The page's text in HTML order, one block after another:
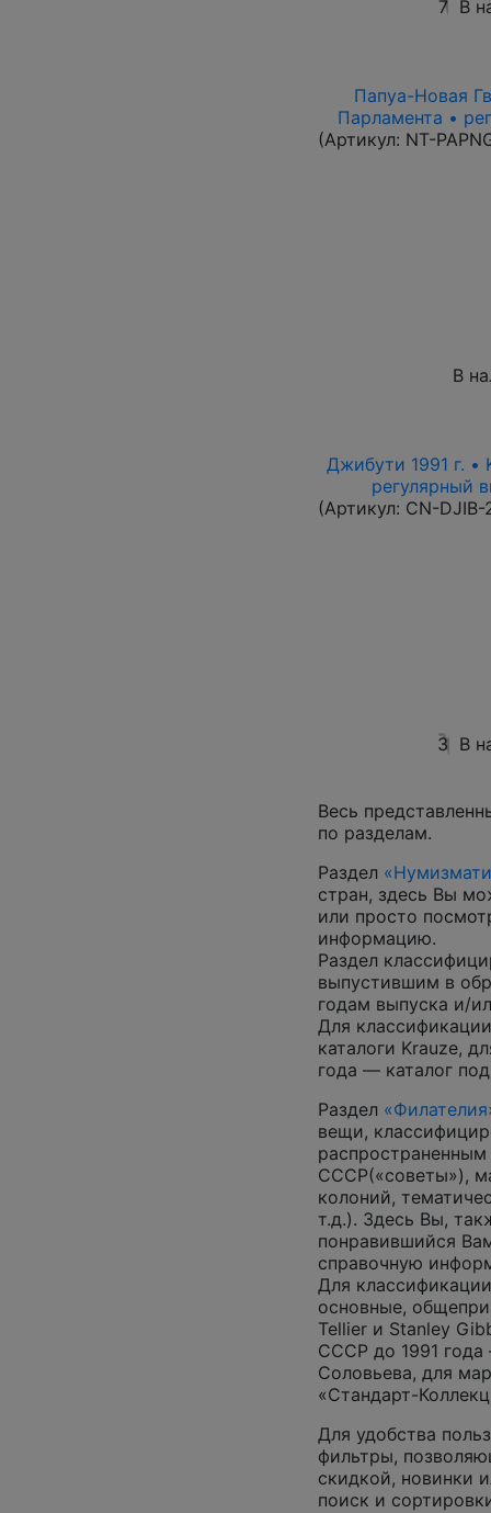
7 В
Папуа-Новая
Парламента •
(Артикул: NT-
В
Джибути 1991 г. •
регулярный
(Артикул: CN-DJIB-
3 В
Весь
по разделам.
Раздел
стран, здесь Вы
или просто
информацию.
Раздел
выпустившим в
годам выпуска и/
Для
каталоги Krauze,
года — каталог
Раздел
вещи,
СССР(«советы»),
колоний,
т.д.). Здесь Вы,
понравившийся
справочную
Для
основные,
Tellier и Stanley
СССР до 1991
Соловьева, для
«Стандарт-
Для удобства
фильтры,
скидкой, новинки
поиск и